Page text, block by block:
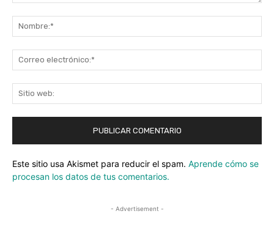
Este sitio usa Akismet para reducir el spam. Aprende cómo se
procesan los datos de tus comentarios.
- Advertisement -